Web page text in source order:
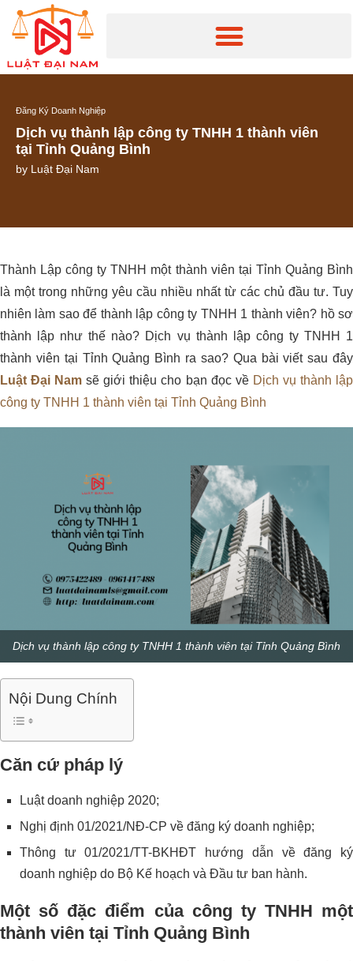
Đăng Ký Doanh Nghiệp
Dịch vụ thành lập công ty TNHH 1 thành viên
tại Tỉnh Quảng Bình
by Luật Đại Nam
Thành Lập công ty TNHH một thành viên tại Tỉnh Quảng Bình
là một trong những yêu cầu nhiều nhất từ các chủ đầu tư. Tuy
nhiên làm sao để thành lập công ty TNHH 1 thành viên? hồ sơ
thành lập như thế nào? Dịch vụ thành lập công ty TNHH 1
thành viên tại Tỉnh Quảng Bình ra sao? Qua bài viết sau đây
Luật Đại Nam sẽ giới thiệu cho bạn đọc về Dịch vụ thành lập
công ty TNHH 1 thành viên tại Tỉnh Quảng Bình
Dịch vụ thành lập công ty TNHH 1 thành viên tại Tỉnh Quảng Bình
Nội Dung Chính
Căn cứ pháp lý
Luật doanh nghiệp 2020;
Nghị định 01/2021/NĐ-CP về đăng ký doanh nghiệp;
Thông tư 01/2021/TT-BKHĐT hướng dẫn về đăng ký
doanh nghiệp do Bộ Kế hoạch và Đầu tư ban hành.
Một số đặc điểm của công ty TNHH một
thành viên tại Tỉnh Quảng Bình